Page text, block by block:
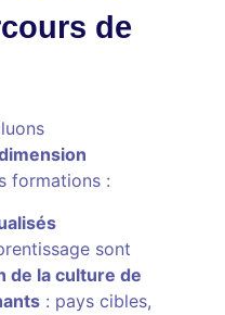
de
formations :
sont
de la culture de
: pays cibles,